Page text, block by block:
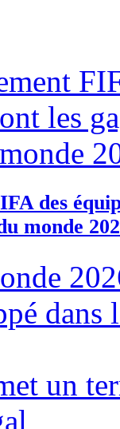
des
monde
dans
un